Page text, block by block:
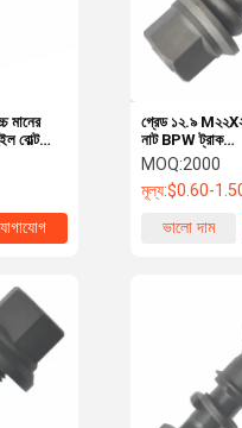
গ্রেড ১২.৯
নাট BPW ট্রাক
অত্যাবশ্যকীয় হুইল
MOQ:2000
মূল্য:$0.60-
ভালো দাম
মানের
বোল্ট
পার্টস